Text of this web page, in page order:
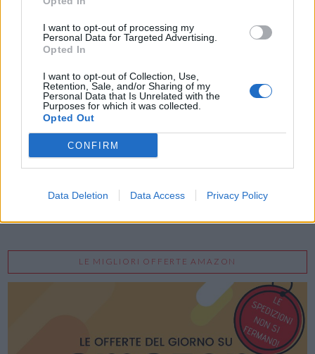
I want to opt-out of processing my
Personal Data for Targeted Advertising.
Opted In
I want to opt-out of Collection, Use,
Retention, Sale, and/or Sharing of my
Personal Data that Is Unrelated with the
Purposes for which it was collected.
Opted Out
CONFIRM
Data Deletion Data Access Privacy Policy
Acconsento al trattamento dei dati personali ( Info Privacy
LE MIGLIORI OFFERTE AMAZON